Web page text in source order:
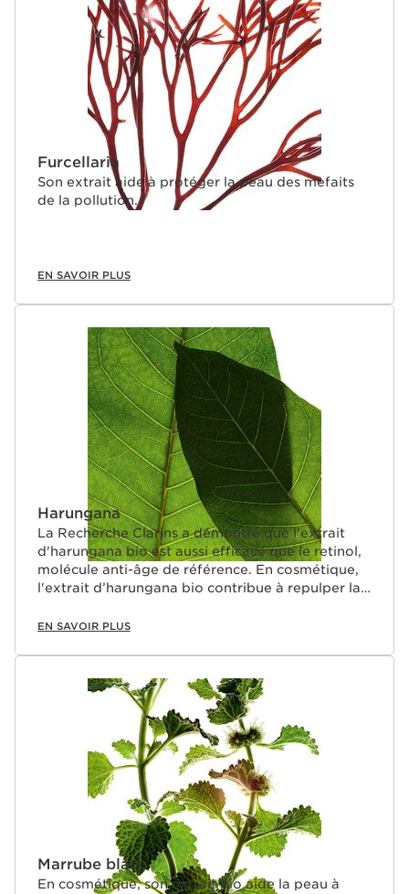
Furcellaria
Son extrait aide à protéger la peau des mefaits
de la pollution.
EN SAVOIR PLUS
Harungana
La Recherche Clarins a démontré que l'extrait
d'harungana bio est aussi efficace que le retinol,
molécule anti-âge de référence. En cosmétique,
l'extrait d’harungana bio contribue à repulper la
EN SAVOIR PLUS
Marrube blanc
En cosmétique, son extrait bio aide la peau à